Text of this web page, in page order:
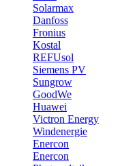
Solarmax
Danfoss
Fronius
Kostal
REFUsol
Siemens PV
Sungrow
GoodWe
Huawei
Victron Energy
Windenergie
Enercon
Enercon